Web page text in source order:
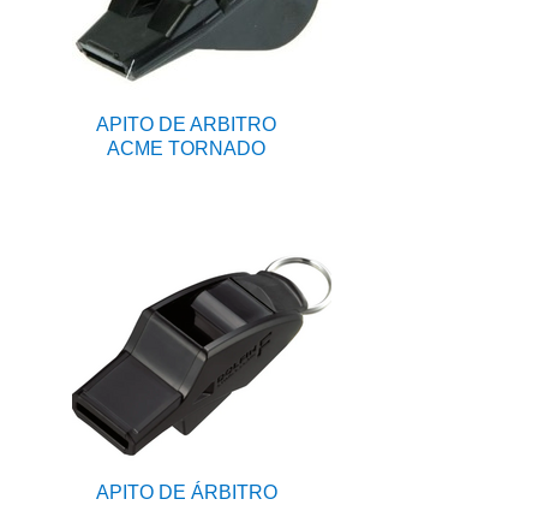
APITO DE ARBITRO
ACME TORNADO
APITO DE ÁRBITRO